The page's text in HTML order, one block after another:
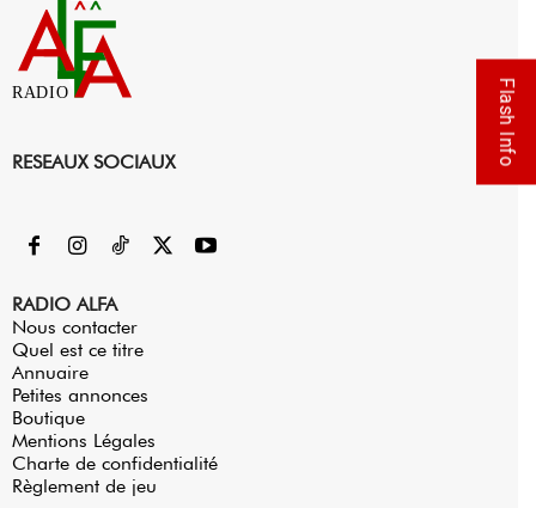
RADIO
RESEAUX SOCIAUX
RADIO ALFA
Nous contacter
Quel est ce titre
Annuaire
Petites annonces
Boutique
Mentions Légales
Charte de confidentialité
Règlement de jeu
Flash Info